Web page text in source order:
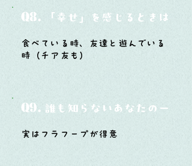
Q8. 「幸せ」を感じるときはどん
食べている時、友達と遊んでいる
時（チア友も）
Q9. 誰も知らないあなたの一面は
実はフラフープが得意